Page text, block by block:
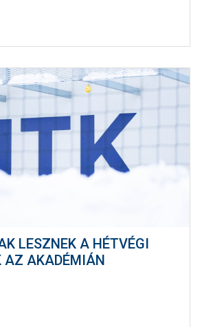
LESZNEK A HÉTVÉGI
AZ AKADÉMIÁN